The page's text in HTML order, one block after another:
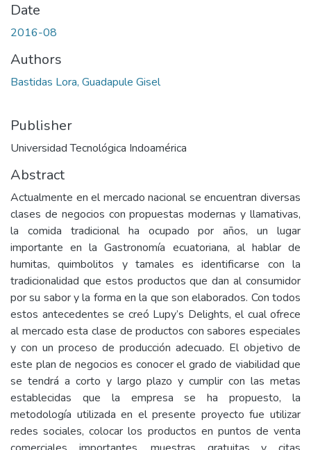
Date
2016-08
Authors
Bastidas Lora, Guadapule Gisel
Publisher
Universidad Tecnológica Indoamérica
Abstract
Actualmente en el mercado nacional se encuentran diversas
clases de negocios con propuestas modernas y llamativas,
la comida tradicional ha ocupado por años, un lugar
importante en la Gastronomía ecuatoriana, al hablar de
humitas, quimbolitos y tamales es identificarse con la
tradicionalidad que estos productos que dan al consumidor
por su sabor y la forma en la que son elaborados. Con todos
estos antecedentes se creó Lupy’s Delights, el cual ofrece
al mercado esta clase de productos con sabores especiales
y con un proceso de producción adecuado. El objetivo de
este plan de negocios es conocer el grado de viabilidad que
se tendrá a corto y largo plazo y cumplir con las metas
establecidas que la empresa se ha propuesto, la
metodología utilizada en el presente proyecto fue utilizar
redes sociales, colocar los productos en puntos de venta